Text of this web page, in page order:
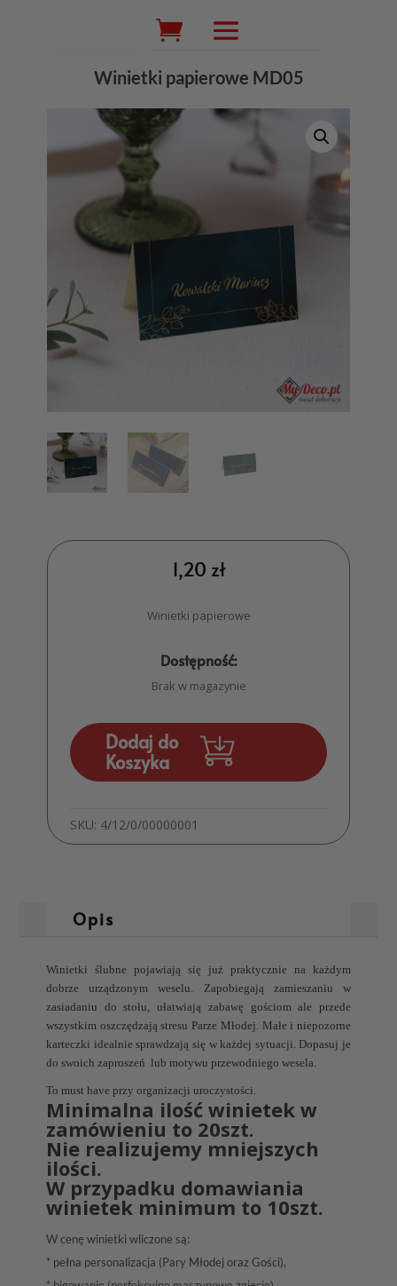
Wyszukiwarka
produktów
Winietki papierowe MD05
1,20 zł
Winietki papierowe
Dostępność:
Brak w magazynie
Dodaj do
Koszyka
SKU: 4/12/0/00000001
Opis
Winietki ślubne pojawiają się już praktycznie na każdym
dobrze urządzonym weselu. Zapobiegają zamieszaniu w
zasiadaniu do stołu, ułatwiają zabawę gościom ale przede
wszystkim oszczędzają stresu Parze Młodej. Małe i niepozorne
karteczki idealnie sprawdzają się w każdej sytuacji. Dopasuj je
do swoich zaproszeń lub motywu przewodniego wesela.
To must have przy organizacji uroczystości.
Minimalna ilość winietek w
zamówieniu to 20szt.
Nie realizujemy mniejszych
ilości.
W przypadku domawiania
winietek minimum to 10szt.
W cenę winietki wliczone są:
* pełna personalizacja (Pary Młodej oraz Gości),